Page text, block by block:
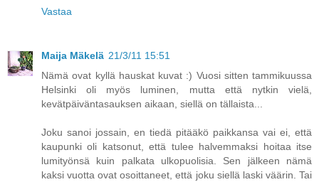
Vastaa
Maija Mäkelä 21/3/11 15:51
Nämä ovat kyllä hauskat kuvat :) Vuosi sitten tammikuussa
Helsinki oli myös luminen, mutta että nytkin vielä,
kevätpäiväntasauksen aikaan, siellä on tällaista...
Joku sanoi jossain, en tiedä pitääkö paikkansa vai ei, että
kaupunki oli katsonut, että tulee halvemmaksi hoitaa itse
lumityönsä kuin palkata ulkopuolisia. Sen jälkeen nämä
kaksi vuotta ovat osoittaneet, että joku siellä laski väärin. Tai